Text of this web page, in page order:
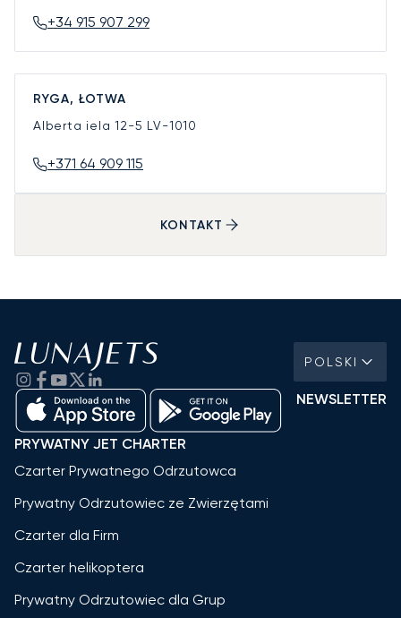
+34 915 907 299
RYGA, ŁOTWA
Alberta iela 12-5 LV-1010
+371 64 909 115
KONTAKT
POLSKI
NEWSLETTER
PRYWATNY JET CHARTER
Czarter Prywatnego Odrzutowca
Prywatny Odrzutowiec ze Zwierzętami
Czarter dla Firm
Czarter helikoptera
Prywatny Odrzutowiec dla Grup